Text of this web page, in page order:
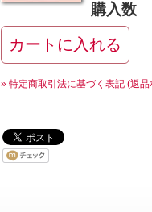
購入数
» 特定商取引法に基づく表記 (返品